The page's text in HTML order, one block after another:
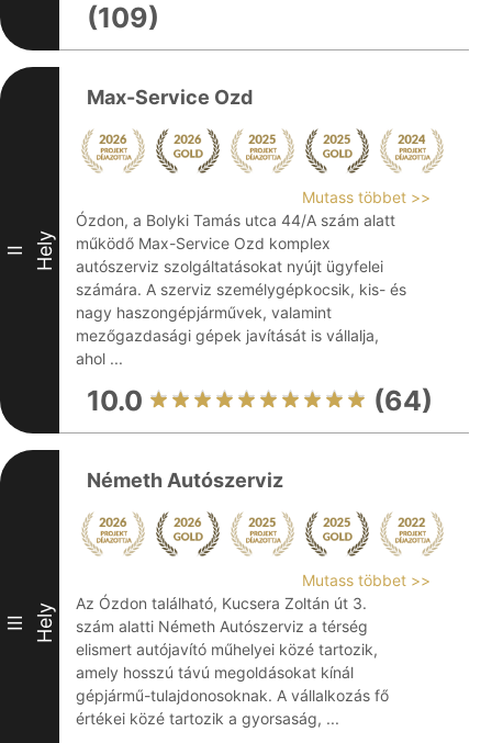
(109)
II Hely
Max-Service Ozd
Mutass többet >>
Ózdon, a Bolyki Tamás utca 44/A szám alatt
működő Max-Service Ozd komplex
autószerviz szolgáltatásokat nyújt ügyfelei
számára. A szerviz személygépkocsik, kis- és
nagy haszongépjárművek, valamint
mezőgazdasági gépek javítását is vállalja,
ahol ...
10.0 (64)
III Hely
Németh Autószerviz
Mutass többet >>
Az Ózdon található, Kucsera Zoltán út 3.
szám alatti Németh Autószerviz a térség
elismert autójavító műhelyei közé tartozik,
amely hosszú távú megoldásokat kínál
gépjármű-tulajdonosoknak. A vállalkozás fő
értékei közé tartozik a gyorsaság, ...